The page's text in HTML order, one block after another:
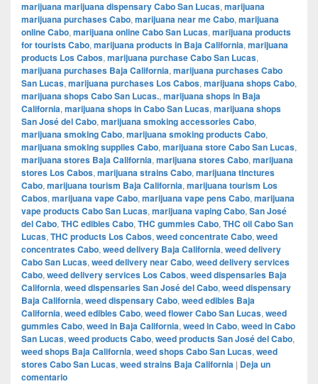
marijuana marijuana dispensary Cabo San Lucas, marijuana
marijuana purchases Cabo, marijuana near me Cabo, marijuana
online Cabo, marijuana online Cabo San Lucas, marijuana products
for tourists Cabo, marijuana products in Baja California, marijuana
products Los Cabos, marijuana purchase Cabo San Lucas,
marijuana purchases Baja California, marijuana purchases Cabo
San Lucas, marijuana purchases Los Cabos, marijuana shops Cabo,
marijuana shops Cabo San Lucas., marijuana shops in Baja
California, marijuana shops in Cabo San Lucas, marijuana shops
San José del Cabo, marijuana smoking accessories Cabo,
marijuana smoking Cabo, marijuana smoking products Cabo,
marijuana smoking supplies Cabo, marijuana store Cabo San Lucas,
marijuana stores Baja California, marijuana stores Cabo, marijuana
stores Los Cabos, marijuana strains Cabo, marijuana tinctures
Cabo, marijuana tourism Baja California, marijuana tourism Los
Cabos, marijuana vape Cabo, marijuana vape pens Cabo, marijuana
vape products Cabo San Lucas, marijuana vaping Cabo, San José
del Cabo, THC edibles Cabo, THC gummies Cabo, THC oil Cabo San
Lucas, THC products Los Cabos, weed concentrate Cabo, weed
concentrates Cabo, weed delivery Baja California, weed delivery
Cabo San Lucas, weed delivery near Cabo, weed delivery services
Cabo, weed delivery services Los Cabos, weed dispensaries Baja
California, weed dispensaries San José del Cabo, weed dispensary
Baja California, weed dispensary Cabo, weed edibles Baja
California, weed edibles Cabo, weed flower Cabo San Lucas, weed
gummies Cabo, weed in Baja California, weed in Cabo, weed in Cabo
San Lucas, weed products Cabo, weed products San José del Cabo,
weed shops Baja California, weed shops Cabo San Lucas, weed
stores Cabo San Lucas, weed strains Baja California | Deja un
comentario